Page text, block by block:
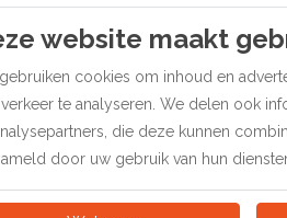
met vertanding aan 1 zijde.
25 mm.
website maakt
cookies om inhoud en
te analyseren. We delen ook
die deze kunnen
door uw gebruik van hun